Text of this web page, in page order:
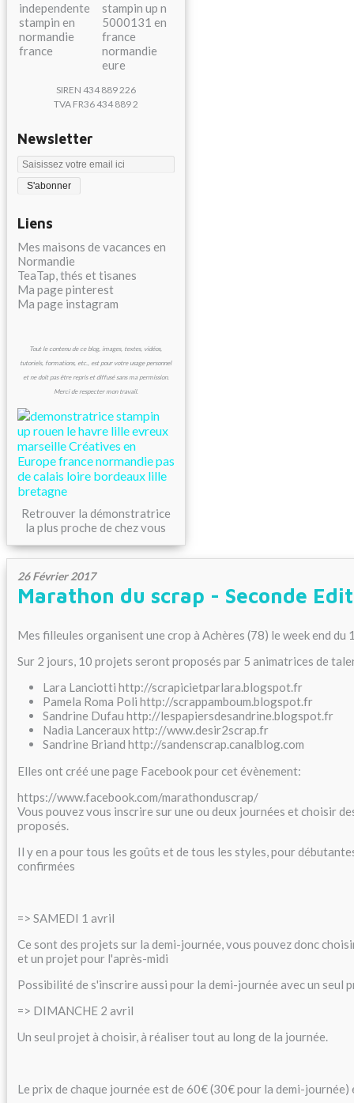
SIREN 434 889 226
TVA FR36 434 889 2
Newsletter
Liens
Mes maisons de vacances en
Normandie
TeaTap, thés et tisanes
Ma page pinterest
Ma page instagram
Tout le contenu de ce blog, images, textes, vidéos,
tutoriels, formations, etc., est pour votre usage personnel
et ne doit pas être repris et diffusé sans ma permission.
Merci de respecter mon travail.
Retrouver la démonstratrice
la plus proche de chez vous
26 Février 2017
Marathon du scrap - Seconde
Mes filleules organisent une crop à Achères (78) le week end du
Sur 2 jours, 10 projets seront proposés par 5 animatrices de
Lara Lanciotti http://scrapicietparlara.blogspot.fr
Pamela Roma Poli http://scrappamboum.blogspot.fr
Sandrine Dufau http://lespapiersdesandrine.blogspot.fr
Nadia Lanceraux http://www.desir2scrap.fr
Sandrine Briand http://sandenscrap.canalblog.com
Elles ont créé une page Facebook pour cet évènement:
https://www.facebook.com/marathonduscrap/
Vous pouvez vous inscrire sur une ou deux journées et choisir
proposés.
Il y en a pour tous les goûts et de tous les styles, pour
confirmées
=> SAMEDI 1 avril
Ce sont des projets sur la demi-journée, vous pouvez donc
et un projet pour l'après-midi
Possibilité de s'inscrire aussi pour la demi-journée avec un seul
=> DIMANCHE 2 avril
Un seul projet à choisir, à réaliser tout au long de la journée.
Le prix de chaque journée est de 60€ (30€ pour la demi-journée)